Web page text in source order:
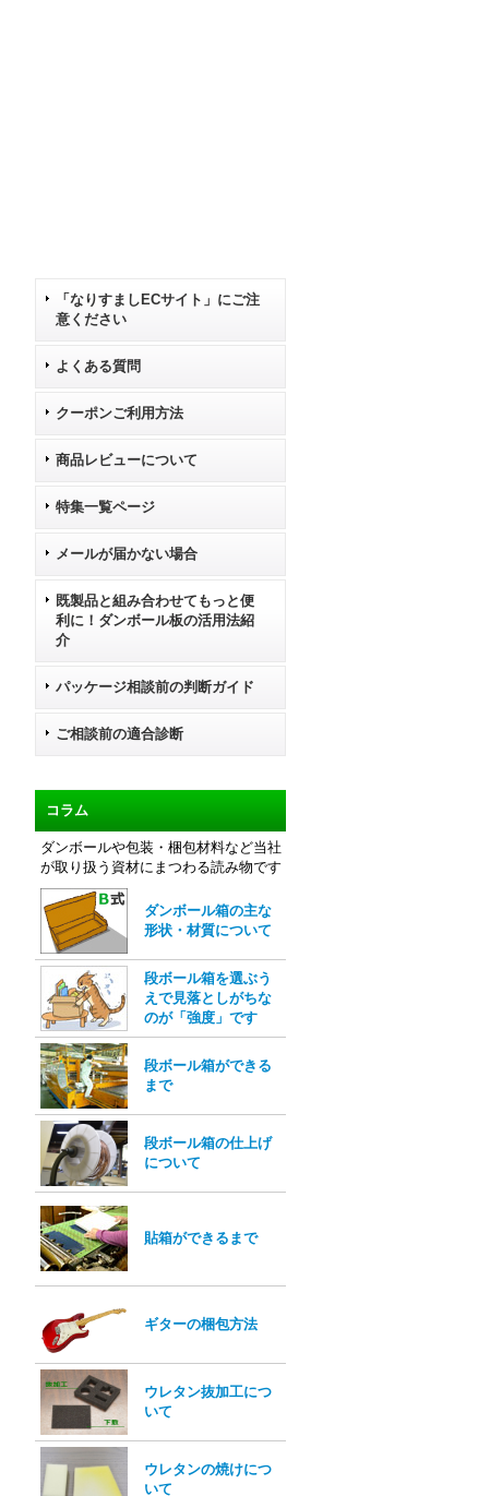
「なりすましECサイト」にご注
意ください
よくある質問
クーポンご利用方法
商品レビューについて
特集一覧ページ
メールが届かない場合
既製品と組み合わせてもっと便
利に！ダンボール板の活用法紹
介
パッケージ相談前の判断ガイド
ご相談前の適合診断
コラム
ダンボールや包装・梱包材料など当社
が取り扱う資材にまつわる読み物です
ダンボール箱の主な
形状・材質について
段ボール箱を選ぶう
えで見落としがちな
のが「強度」です
段ボール箱ができる
まで
段ボール箱の仕上げ
について
貼箱ができるまで
ギターの梱包方法
ウレタン抜加工につ
いて
ウレタンの焼けにつ
いて